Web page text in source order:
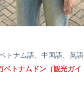
トナム語、中国語、英語
ベトナムドン（観光ガイ